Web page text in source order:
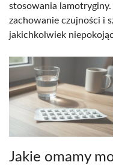
stosowania
zachowanie czujności i
jakichkolwiek
Jakie omamy